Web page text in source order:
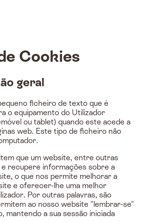
Cookies
geral
ficheiro de texto que é
o equipamento do Utilizador
ou tablet) quando este acede a
web. Este tipo de ficheiro não
que um website, entre outras
e recupere informações sobre a
o que nos permite melhorar a
e oferecer-lhe uma melhor
Por outras palavras, são
ao nosso website "lembrar-se"
mantendo a sua sessão iniciada